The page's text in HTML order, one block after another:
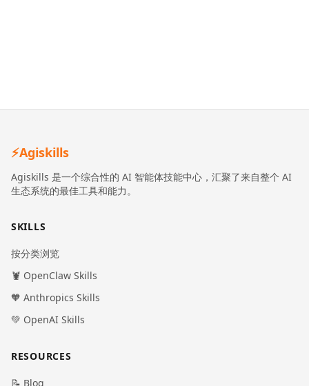
⚡Agiskills
Agiskills 是一个综合性的 AI 智能体技能中心，汇聚了来自整个 AI
生态系统的最佳工具和能力。
SKILLS
按分类浏览
🦞 OpenClaw Skills
🧡 Anthropics Skills
💚 OpenAI Skills
RESOURCES
📝 Blog